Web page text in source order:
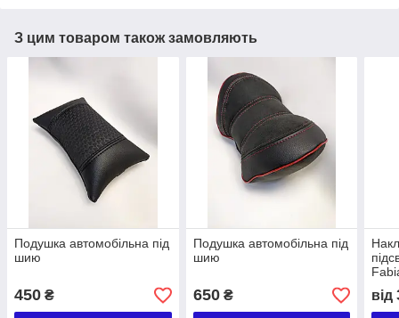
З цим товаром також замовляють
Подушка автомобільна під
шию
450 ₴
Подушка автомобільна під
шию
650₴ від